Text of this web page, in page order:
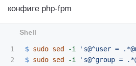
конфиге php-fpm
1
2
$ sudo sed -i
's@^user =
$ sudo sed -i
's@^group =